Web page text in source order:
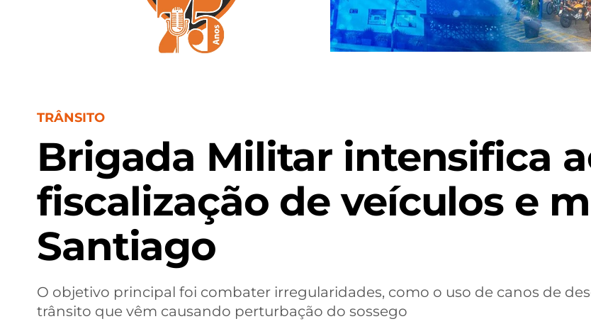
TRÂNSITO
Brigada Militar intensifica
fiscalização de veículos e
Santiago
O objetivo principal foi combater irregularidades, como o uso de canos de
trânsito que vêm causando perturbação do sossego